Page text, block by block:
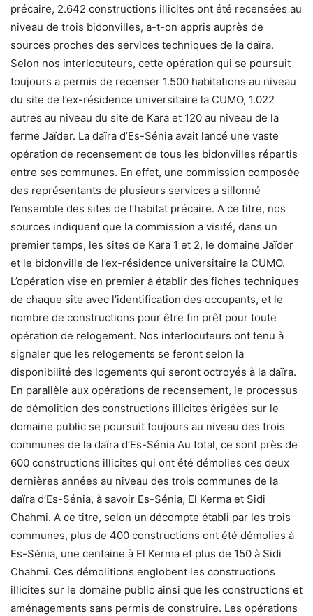
précaire, 2.642 constructions illicites ont été recensées au
niveau de trois bidonvilles, a-t-on appris auprès de
sources proches des services techniques de la daïra.
Selon nos interlocuteurs, cette opération qui se poursuit
toujours a permis de recenser 1.500 habitations au niveau
du site de l’ex-résidence universitaire la CUMO, 1.022
autres au niveau du site de Kara et 120 au niveau de la
ferme Jaïder. La daïra d’Es-Sénia avait lancé une vaste
opération de recensement de tous les bidonvilles répartis
entre ses communes. En effet, une commission composée
des représentants de plusieurs services a sillonné
l’ensemble des sites de l’habitat précaire. A ce titre, nos
sources indiquent que la commission a visité, dans un
premier temps, les sites de Kara 1 et 2, le domaine Jaïder
et le bidonville de l’ex-résidence universitaire la CUMO.
L’opération vise en premier à établir des fiches techniques
de chaque site avec l’identification des occupants, et le
nombre de constructions pour être fin prêt pour toute
opération de relogement. Nos interlocuteurs ont tenu à
signaler que les relogements se feront selon la
disponibilité des logements qui seront octroyés à la daïra.
En parallèle aux opérations de recensement, le processus
de démolition des constructions illicites érigées sur le
domaine public se poursuit toujours au niveau des trois
communes de la daïra d’Es-Sénia Au total, ce sont près de
600 constructions illicites qui ont été démolies ces deux
dernières années au niveau des trois communes de la
daïra d’Es-Sénia, à savoir Es-Sénia, El Kerma et Sidi
Chahmi. A ce titre, selon un décompte établi par les trois
communes, plus de 400 constructions ont été démolies à
Es-Sénia, une centaine à El Kerma et plus de 150 à Sidi
Chahmi. Ces démolitions englobent les constructions
illicites sur le domaine public ainsi que les constructions et
aménagements sans permis de construire. Les opérations